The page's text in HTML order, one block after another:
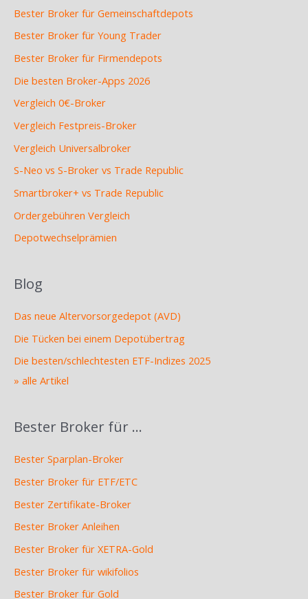
Bester Broker für Gemeinschaftdepots
Bester Broker für Young Trader
Bester Broker für Firmendepots
Die besten Broker-Apps 2026
Vergleich 0€-Broker
Vergleich Festpreis-Broker
Vergleich Universalbroker
S-Neo vs S-Broker vs Trade Republic
Smartbroker+ vs Trade Republic
Ordergebühren Vergleich
Depotwechselprämien
Blog
Das neue Altervorsorgedepot (AVD)
Die Tücken bei einem Depotübertrag
Die besten/schlechtesten ETF-Indizes 2025
» alle Artikel
Bester Broker für …
Bester Sparplan-Broker
Bester Broker für ETF/ETC
Bester Zertifikate-Broker
Bester Broker Anleihen
Bester Broker für XETRA-Gold
Bester Broker für wikifolios
Bester Broker für Gold